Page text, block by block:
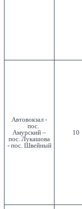
Автовокзал -
пос.
Амурский –
пос. Лукашова
- пос. Швейный
10